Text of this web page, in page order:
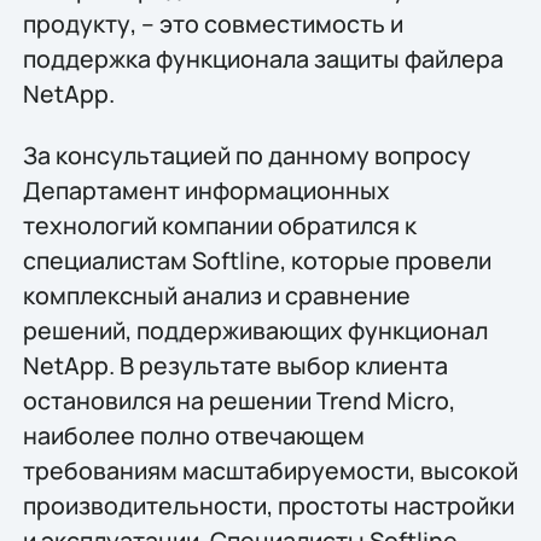
продукту, – это совместимость и
поддержка функционала защиты файлера
NetApp.
За консультацией по данному вопросу
Департамент информационных
технологий компании обратился к
специалистам Softline, которые провели
комплексный анализ и сравнение
решений, поддерживающих функционал
NetApp. В результате выбор клиента
остановился на решении Trend Micro,
наиболее полно отвечающем
требованиям масштабируемости, высокой
производительности, простоты настройки